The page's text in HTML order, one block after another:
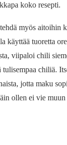
koko resepti.
myös aitoihin
käyttää tuoretta
viipaloi chili
chiliä.
jotta maku
ollen ei vie